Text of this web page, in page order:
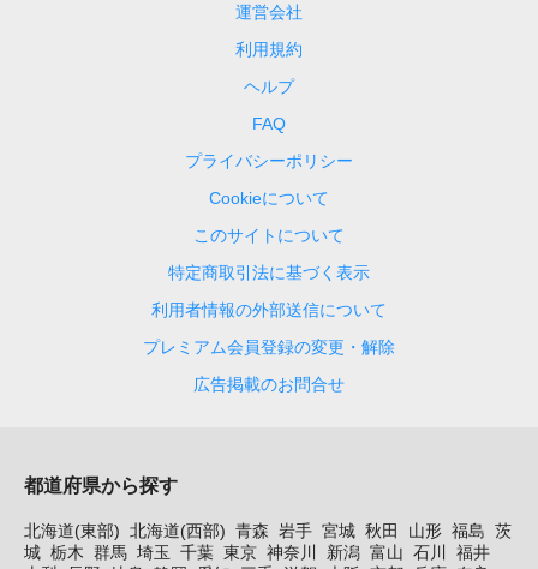
運営会社
利用規約
ヘルプ
FAQ
プライバシーポリシー
Cookieについて
このサイトについて
特定商取引法に基づく表示
利用者情報の外部送信について
プレミアム会員登録の変更・解除
広告掲載のお問合せ
都道府県から探す
北海道(東部) 北海道(西部) 青森 岩手 宮城 秋田 山形 福島 茨
城 栃木 群馬 埼玉 千葉 東京 神奈川 新潟 富山 石川
福井